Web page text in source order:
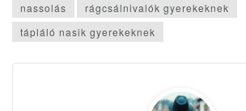
nassolás
rágcsálnivalók gyerekeknek
tápláló nasik gyerekeknek